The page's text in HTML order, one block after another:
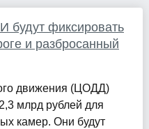
будут фиксировать
и разбросанный
движения (ЦОДД)
млрд рублей для
камер. Они будут